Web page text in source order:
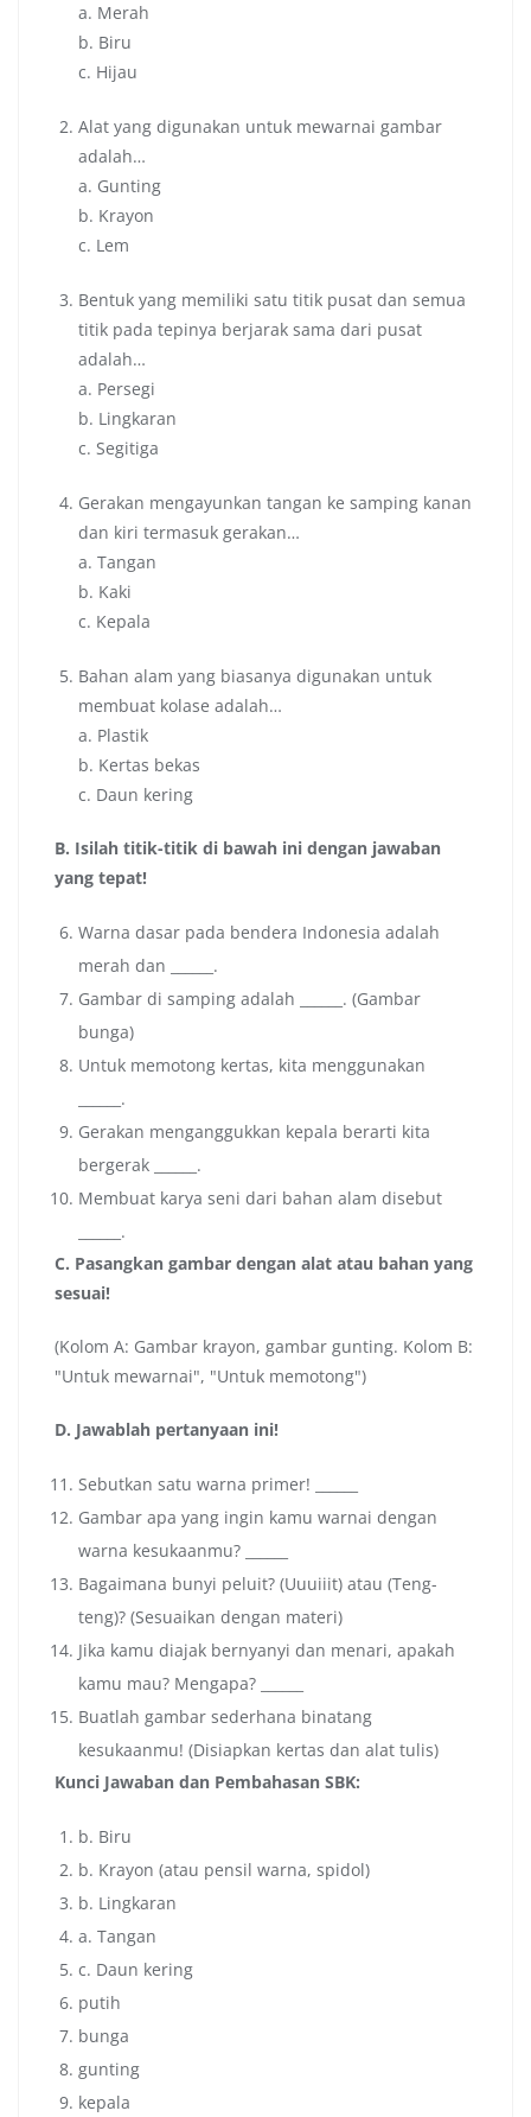
a. Merah
b. Biru
c. Hijau
Alat yang digunakan untuk mewarnai gambar
adalah…
a. Gunting
b. Krayon
c. Lem
Bentuk yang memiliki satu titik pusat dan semua
titik pada tepinya berjarak sama dari pusat
adalah…
a. Persegi
b. Lingkaran
c. Segitiga
Gerakan mengayunkan tangan ke samping kanan
dan kiri termasuk gerakan…
a. Tangan
b. Kaki
c. Kepala
Bahan alam yang biasanya digunakan untuk
membuat kolase adalah…
a. Plastik
b. Kertas bekas
c. Daun kering
B. Isilah titik-titik di bawah ini dengan jawaban
yang tepat!
Warna dasar pada bendera Indonesia adalah
merah dan ______.
Gambar di samping adalah ______. (Gambar
bunga)
Untuk memotong kertas, kita menggunakan
______.
Gerakan menganggukkan kepala berarti kita
bergerak ______.
Membuat karya seni dari bahan alam disebut
______.
C. Pasangkan gambar dengan alat atau bahan yang
sesuai!
(Kolom A: Gambar krayon, gambar gunting. Kolom B:
"Untuk mewarnai", "Untuk memotong")
D. Jawablah pertanyaan ini!
Sebutkan satu warna primer! ______
Gambar apa yang ingin kamu warnai dengan
warna kesukaanmu? ______
Bagaimana bunyi peluit? (Uuuiiit) atau (Teng-
teng)? (Sesuaikan dengan materi)
Jika kamu diajak bernyanyi dan menari, apakah
kamu mau? Mengapa? ______
Buatlah gambar sederhana binatang
kesukaanmu! (Disiapkan kertas dan alat tulis)
Kunci Jawaban dan Pembahasan SBK:
b. Biru
b. Krayon (atau pensil warna, spidol)
b. Lingkaran
a. Tangan
c. Daun kering
putih
bunga
gunting
kepala